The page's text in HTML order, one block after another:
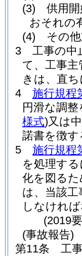
(3)
供用
おそれの
(4)
その
3
工事の中
て、工事
きは、直
4
施行規程
円滑な調
様式)又は
諾書を徴
5
施行規程
を処理す
化を図る
は、当該
しなけれ
(2019
(事故報告)
第11条
工